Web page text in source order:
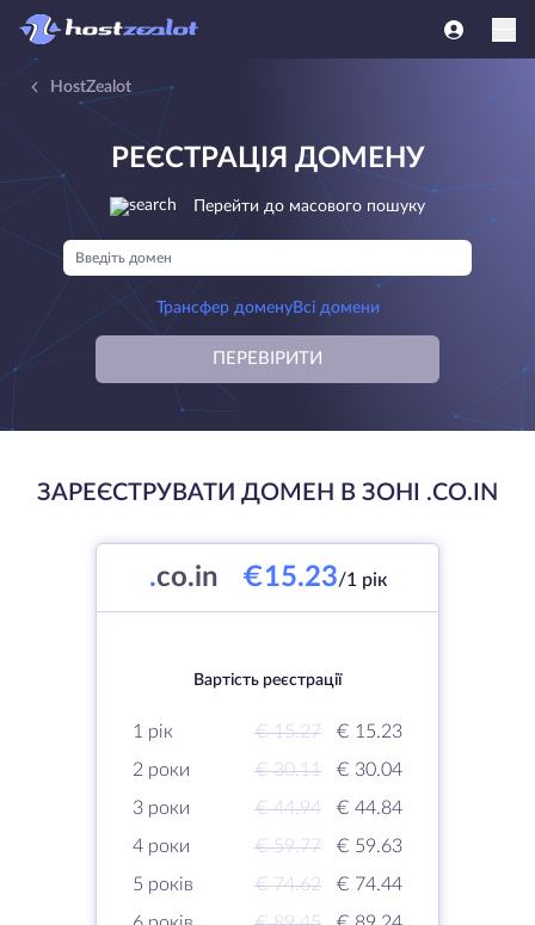
HostZealot
РЕЄСТРАЦІЯ ДОМЕНУ
Перейти до масового пошуку
Трансфер доменуВсі домени
ПЕРЕВІРИТИ
ЗАРЕЄСТРУВАТИ ДОМЕН В ЗОНІ .CO.IN
.co.in €15.23/1 рік
Вартість реєстрації
1 рік € 15.27
€ 15.23
2 роки
€ 30.11
€ 30.04
3 роки
€ 44.94
€ 44.84
4 роки
€ 59.77
€ 59.63
5 років
€ 74.62
€ 74.44